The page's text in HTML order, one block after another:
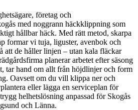
företag och
med noggrann häckklippning som
hållbar häck. Med rätt metod, skarpa
formar vi tuja, liguster, avenbok och
att de håller linjen – utan kala fläckar
planerar arbetet efter säsong
tar hand om allt från höjdlinjer och form
Oavsett om du vill klippa ner och
eller lägga en serviceplan för
helhetslösning anpassad för Skogås
och Länna.